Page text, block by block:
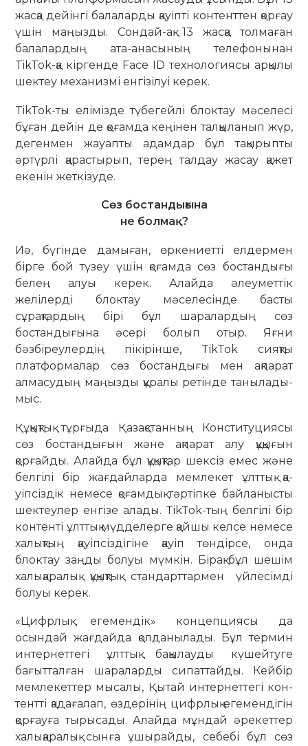
жасқа дейінгі балаларды қауіпті контенттен қорғау
үшін маңызды. Сондай-ақ 13 жасқа толмаған
балалардың ата-анасының телефонынан
TikTok-қа кіргенде Face ID технологиясы арқылы
шектеу ме­ханизмі енгізілуі керек.
TikTok-ты елімізде түбегейлі блок­тау мәселесі
бұған дейін де қоғамда кеңінен талқыланып жүр,
дегенмен жауапты адамдар бұл тақырыпты
әртүрлі қарас­тырып, терең талдау жасау қажет
еке­нін жеткізуде.
Сөз бостандығына
не болмақ?
Иә, бүгінде дамыған, өркениетті елдермен
бірге бой түзеу үшін қоғамда сөз бостандығы
белең алуы керек. Алайда әлеуметтік
желілерді блоктау мәселесінде басты
сұрақтардың бірі бұл шаралардың сөз
бостандығына әсері болып отыр. Яғни
бәзбіреулердің пікірінше, TikTok сияқты
платформалар сөз бостандығы мен ақпарат
алмасудың маңызды құралы ретінде танылады-
мыс.
Құқықтық тұрғыда Қазақстанның Конституциясы
сөз бостандығын және ақпарат алу құқығын
қорғайды. Алайда бұл құқықтар шексіз емес және
белгілі бір жағдайларда мемлекет ұлттық қа­
уіпсіздік немесе қоғамдық тәртіпке бай­ланысты
шектеулер енгізе алады. TikTok-тың белгілі бір
контенті ұлттық мүдделерге қайшы келсе немесе
халықтың қауіпсіздігіне қауіп төндірсе, онда
блоктау заңды болуы мүмкін. Бірақ бұл шешім
халықаралық құқықтық стандарттармен үйлесімді
болуы керек.
«Цифрлық егемендік» концепциясы да
осындай жағдайда қолданылады. Бұл термин
интернеттегі ұлттық ба­қы­лауды күшейтуге
бағытталған ша­раларды сипаттайды. Кейбір
мемлекет­тер мысалы, Қытай интернеттегі кон­­
тентті қадағалап, өздерінің цифрлық еге­мендігін
қорғауға тырысады. Алайда мұндай әрекеттер
халықаралық сынға ұшырайды, себебі бұл сөз